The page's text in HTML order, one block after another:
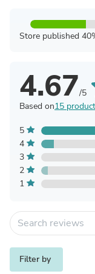
Store published
4.67/5
Based on15
5
4
3
2
1
Filter by